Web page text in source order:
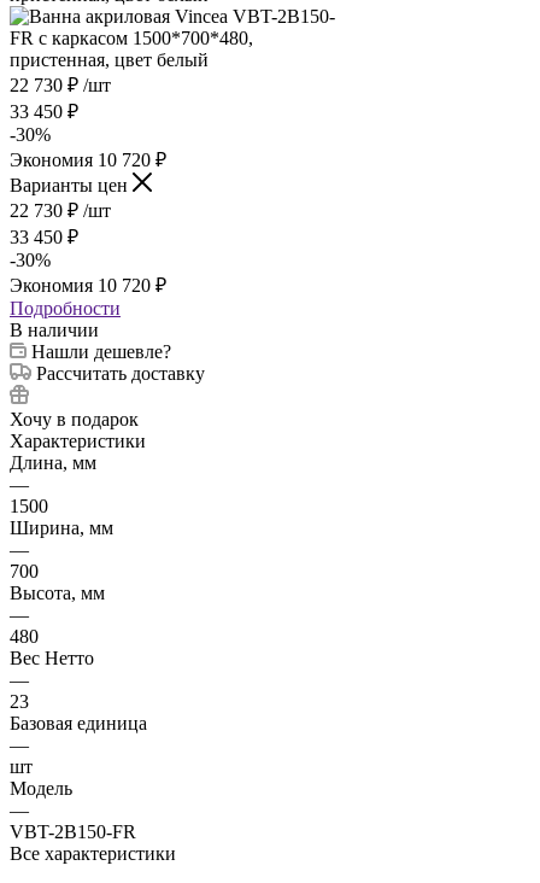
22 730 ₽ /шт
33 450 ₽
-30%
Экономия 10 720 ₽
Варианты цен
22 730 ₽ /шт
33 450 ₽
-30%
Экономия 10 720 ₽
Подробности
В наличии
Нашли дешевле?
Рассчитать доставку
Хочу в подарок
Характеристики
Длина, мм
—
1500
Ширина, мм
—
700
Высота, мм
—
480
Вес Нетто
—
23
Базовая единица
—
шт
Модель
—
VBT-2B150-FR
Все характеристики